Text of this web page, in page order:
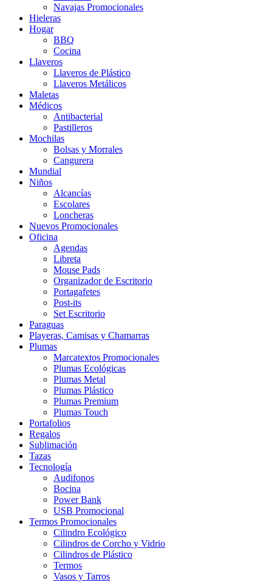
Navajas Promocionales
Hieleras
Hogar
BBQ
Cocina
Llaveros
Llaveros de Plástico
Llaveros Metálicos
Maletas
Médicos
Antibacterial
Pastilleros
Mochilas
Bolsas y Morrales
Cangurera
Mundial
Niños
Alcancías
Escolares
Loncheras
Nuevos Promocionales
Oficina
Agendas
Libreta
Mouse Pads
Organizador de Escritorio
Portagafetes
Post-its
Set Escritorio
Paraguas
Playeras, Camisas y Chamarras
Plumas
Marcatextos Promocionales
Plumas Ecológicas
Plumas Metal
Plumas Plástico
Plumas Premium
Plumas Touch
Portafolios
Regalos
Sublimación
Tazas
Tecnología
Audifonos
Bocina
Power Bank
USB Promocional
Termos Promocionales
Cilindro Ecológico
Cilindros de Corcho y Vidrio
Cilindros de Plástico
Termos
Vasos y Tarros